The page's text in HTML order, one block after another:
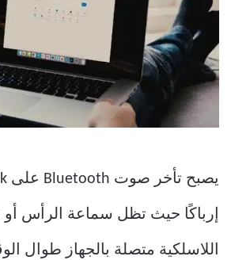
إرباكًا حيث تظل سماعة الرأس
اللاسلكية متصلة بالجهاز طوال